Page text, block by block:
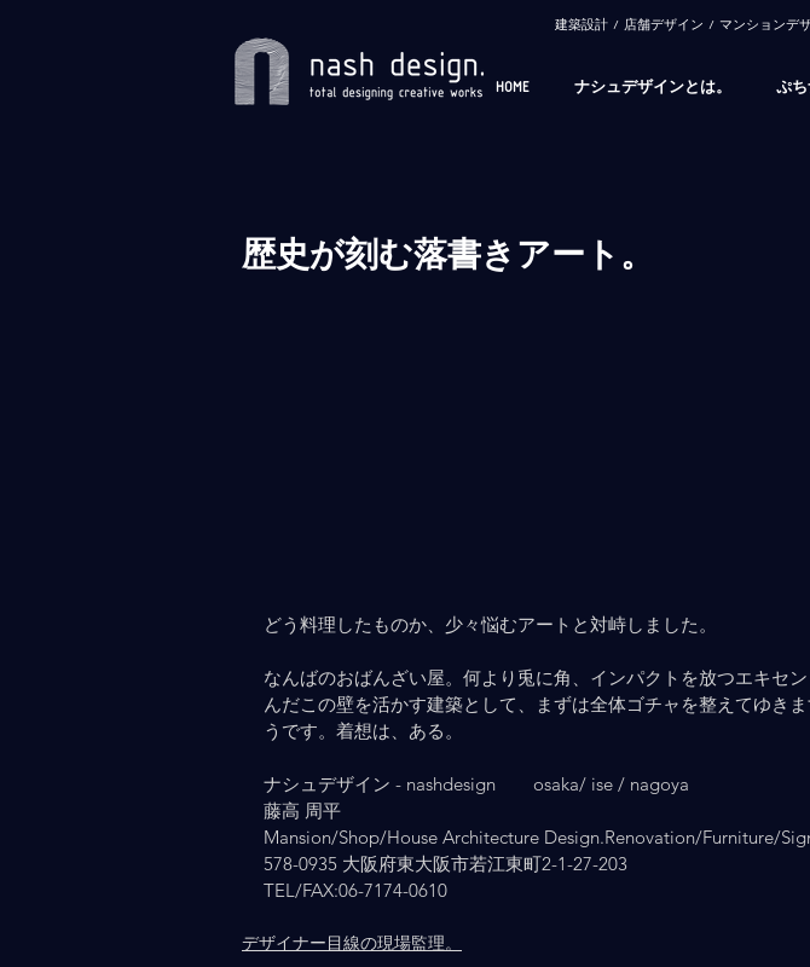
建築設計 / 店舗デザイン / マンションデ
HOME ナシュデザインとは。 ぷち
歴史が刻む落書きアート。
どう料理したものか、少々悩むアートと対峙しました。
なんばのおばんざい屋。何より兎に角、インパクトを放つエキセ
んだこの壁を活かす建築として、まずは全体ゴチャを整えてゆき
うです。着想は、ある。
ナシュデザイン - nashdesign   　 osaka/ ise / nagoya
藤高 周平
Mansion/Shop/House Architecture Design.Renovation/Furniture/
578-0935 大阪府東大阪市若江東町2-1-27-203
TEL/FAX:06-7174-0610
デザイナー目線の現場監理。